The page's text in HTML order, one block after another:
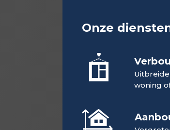
Onze
woning